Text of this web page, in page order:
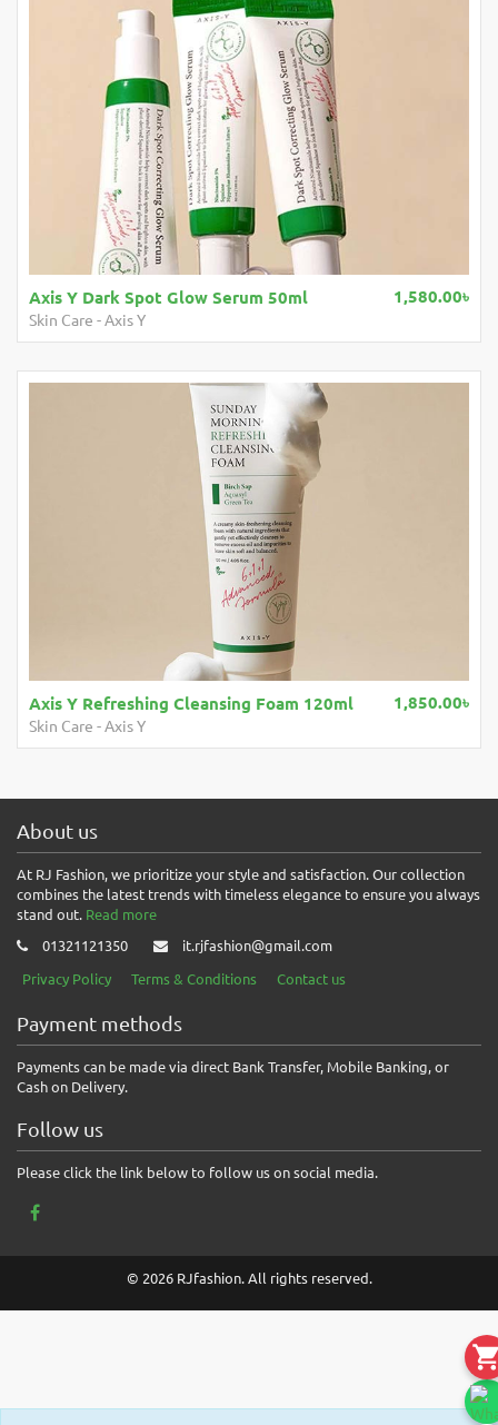
1,580.00৳
Axis Y Dark Spot Glow Serum 50ml
Skin Care -Axis Y
1,850.00৳
Axis Y Refreshing Cleansing Foam 120ml
Skin Care -Axis Y
About us
At RJ Fashion, we prioritize your style and satisfaction. Our collection
combines the latest trends with timeless elegance to ensure you always
stand out. Read more
01321121350
it.rjfashion@gmail.com
Privacy Policy
Terms & Conditions Contact us
Payment methods
Payments can be made via direct Bank Transfer, Mobile Banking, or
Cash on Delivery.
Follow us
Please click the link below to follow us on social media.
© 2026 RJfashion. All rights reserved.